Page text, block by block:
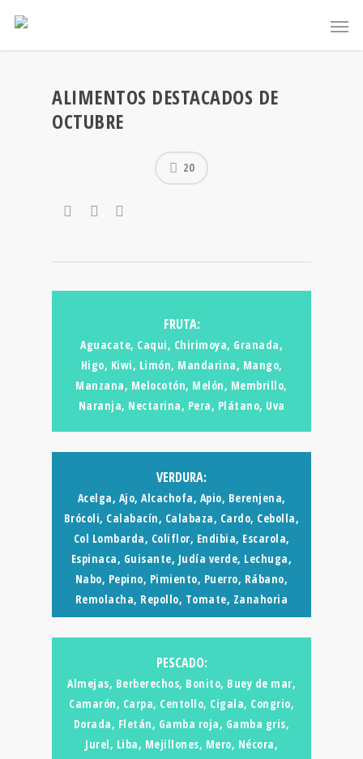
ALIMENTOS DESTACADOS DE
OCTUBRE
20
FRUTA:
Aguacate, Caqui, Chirimoya, Granada,
Higo, Kiwi, Limón, Mandarina, Mango,
Manzana, Melocotón, Melón, Membrillo,
Naranja, Nectarina, Pera, Plátano, Uva
VERDURA:
Acelga, Ajo, Alcachofa, Apio, Berenjena,
Brócoli, Calabacín, Calabaza, Cardo, Cebolla,
Col Lombarda, Coliflor, Endibia, Escarola,
Espinaca, Guisante, Judía verde, Lechuga,
Nabo, Pepino, Pimiento, Puerro, Rábano,
Remolacha, Repollo, Tomate, Zanahoria
PESCADO:
Almejas, Berberechos, Bonito, Buey de mar,
Camarón, Carpa, Centollo, Cigala, Congrio,
Dorada, Fletán, Gamba roja, Gamba gris,
Jurel, Liba, Mejillones, Mero, Nécora,